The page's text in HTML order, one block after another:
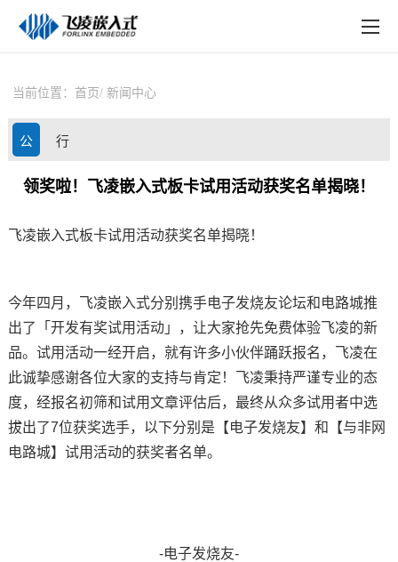
技术与支持
在线文档
方案定制
天猫商城
淘宝商城
新闻中心
技术论坛
在线购买
当前位置： 首页 新闻中心
公
司
行
业
领奖啦！飞凌嵌入式板卡试用活动获奖名单揭晓！
飞凌嵌入式板卡试用活动获奖名单揭晓！
今年四月， 飞凌嵌入式分别携手电子发烧友论坛和 电路城推
出了「开发有奖试用活动」，让大家抢先免费体验飞凌的新
品。试用活动一经开启，就有许多小伙伴踊跃报名，飞凌在
此诚挚感谢各位大家的支持与肯定！飞凌秉持严谨专业的态
度，经报名初筛和试用文章评估后，最终从众多试用者中选
拔出了7位获奖选手，以下分别是【电子发烧友】和【与非网
电路城】试用活动的获奖者名单。
-电子发烧友-